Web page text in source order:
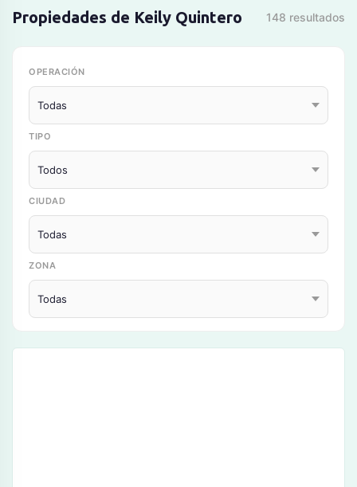
Propiedades de Keily Quintero 148 resultados
OPERACIÓN
TIPO
CIUDAD
ZONA